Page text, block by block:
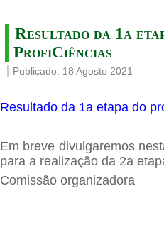
Resultado da 1a
ProfiCiências
Publicado: 18 Agosto 2021
Resultado da 1a etapa do
Em breve divulgaremos
para a realização da 2a
Comissão organizadora